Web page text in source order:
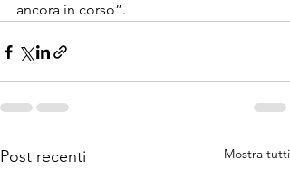
ancora in corso”.
Post recenti Mostra tutti